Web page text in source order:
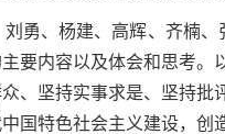
、杨建、高辉、齐楠、
要内容以及体会和思考
、坚持实事求是、坚持
国特色社会主义建设，